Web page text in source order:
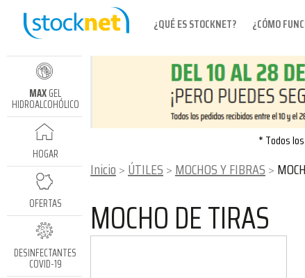
¿QUÉ ES STOCKNET? ¿CÓMO
MAXGEL
HIDROALCOHÓLICO
HOGAR
OFERTAS
DESINFECTANTES
COVID-19
* Todos
Inicio ÚTILES MOCHOS Y FIBRAS
MOCHO DE TIRAS